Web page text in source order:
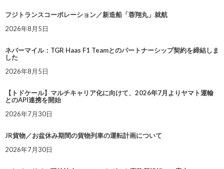
フジトランスコーポレーション／新造船「蓉翔丸」就航
2026年8月5日
ネバーマイル：TGR Haas F1 Teamとのパートナーシップ契約を締結しま
した
2026年8月5日
【トドケール】マルチキャリア化に向けて、2026年7月よりヤマト運輸
とのAPI連携を開始
2026年7月30日
JR貨物／お盆休み期間の貨物列車の運転計画について
2026年7月30日